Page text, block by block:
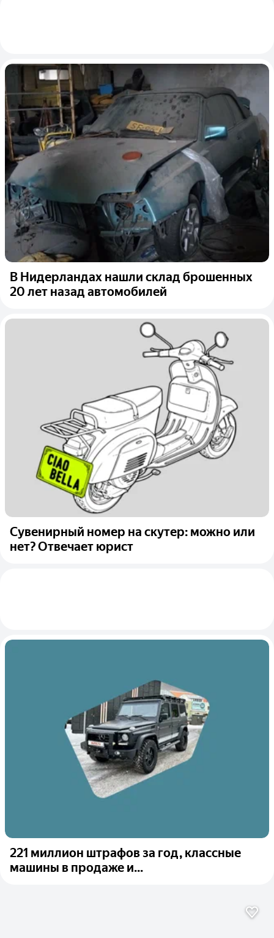
В Нидерландах нашли склад брошенных
20 лет назад автомобилей
Сувенирный номер на скутер: можно или
нет? Отвечает юрист
221 миллион штрафов за год, классные
машины в продаже и...